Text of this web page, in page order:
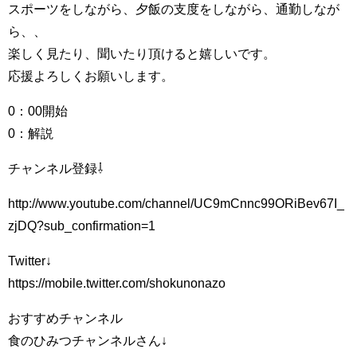
スポーツをしながら、夕飯の支度をしながら、通勤しなが
ら、、
楽しく見たり、聞いたり頂けると嬉しいです。
応援よろしくお願いします。
0：00開始
0：解説
チャンネル登録⇩
http://www.youtube.com/channel/UC9mCnnc99ORiBev67I_
zjDQ?sub_confirmation=1
Twitter↓
https://mobile.twitter.com/shokunonazo
おすすめチャンネル
食のひみつチャンネルさん↓